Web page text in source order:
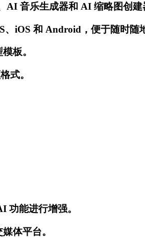
音乐生成器和 AI 缩略图创建
iOS 和 Android，便于随时随
板。
式。
功能进行增强。
体平台。